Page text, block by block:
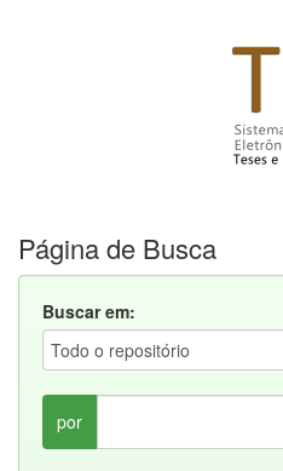
Página de Busca
Buscar em:
por